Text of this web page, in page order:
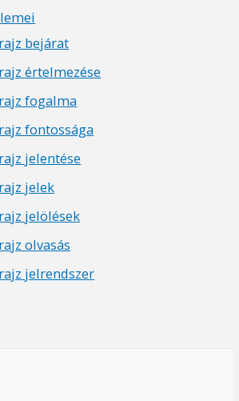
bejárat
értelmezése
fogalma
fontossága
jelentése
jelek
jelölések
olvasás
jelrendszer